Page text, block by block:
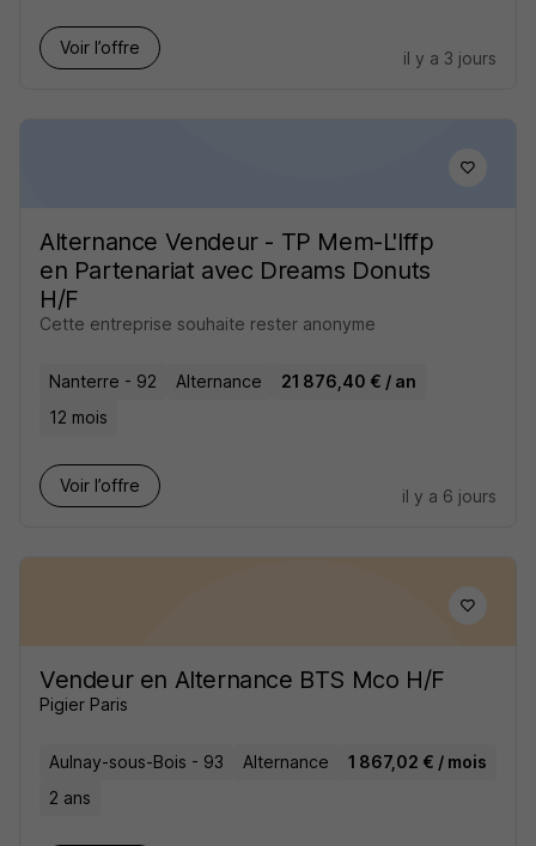
Voir l’offre
il y a 3 jours
Alternance Vendeur - TP Mem-L'Iffp
en Partenariat avec Dreams Donuts
H/F
Cette entreprise souhaite rester anonyme
Nanterre - 92 Alternance
21 876,40 € / an
12 mois
Voir l’offre
il y a 6 jours
Vendeur en Alternance BTS Mco H/F
Pigier Paris
Aulnay-sous-Bois - 93 Alternance
1 867,02 € / mois
2 ans